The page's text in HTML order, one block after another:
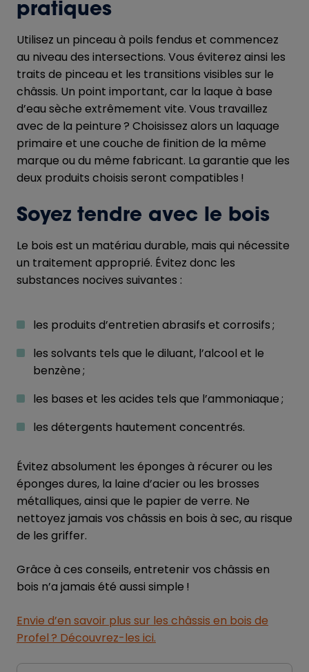
pratiques
Utilisez un pinceau à poils fendus et commencez
au niveau des intersections. Vous éviterez ainsi les
traits de pinceau et les transitions visibles sur le
châssis. Un point important, car la laque à base
d’eau sèche extrêmement vite. Vous travaillez
avec de la peinture ? Choisissez alors un laquage
primaire et une couche de finition de la même
marque ou du même fabricant. La garantie que les
deux produits choisis seront compatibles !
Soyez tendre avec le bois
Le bois est un matériau durable, mais qui nécessite
un traitement approprié. Évitez donc les
substances nocives suivantes :
les produits d’entretien abrasifs et corrosifs ;
les solvants tels que le diluant, l’alcool et le
benzène ;
les bases et les acides tels que l’ammoniaque ;
les détergents hautement concentrés.
Évitez absolument les éponges à récurer ou les
éponges dures, la laine d’acier ou les brosses
métalliques, ainsi que le papier de verre. Ne
nettoyez jamais vos châssis en bois à sec, au risque
de les griffer.
Grâce à ces conseils, entretenir vos châssis en
bois n’a jamais été aussi simple !
Envie d’en savoir plus sur les châssis en bois de
Profel ? Découvrez-les ici.